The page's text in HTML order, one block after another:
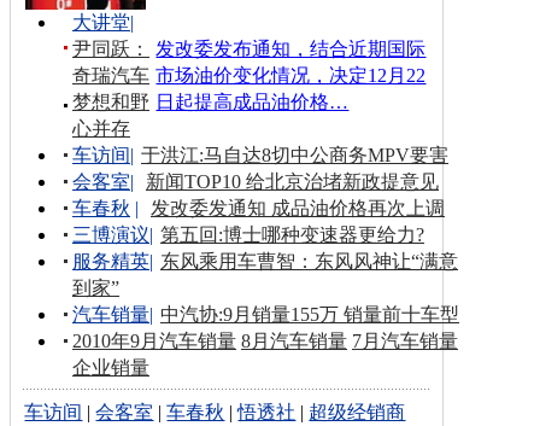
发改委发布通知，结合近期国际
市场油价变化情况，决定12月22
日起提高成品油价格…
大讲堂|
尹同跃：
奇瑞汽车
梦想和野
心并存
车访间| 于洪江:马自达8切中公商务MPV要害
会客室|
新闻TOP10 给北京治堵新政提意见
车春秋 |
发改委发通知 成品油价格再次上调
三博演议| 第五回:博士哪种变速器更给力?
服务精英| 东风乘用车曹智：东风风神让“满意
到家”
汽车销量| 中汽协:9月销量155万 销量前十车型
2010年9月汽车销量 8月汽车销量 7月汽车销量
企业销量
车访间 |会客室 |车春秋 |悟透社 | 超级经销商